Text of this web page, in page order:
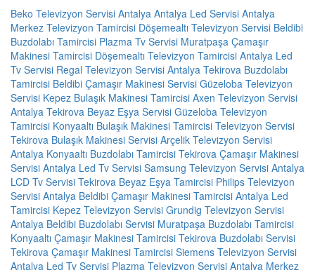
Beko Televizyon Servisi Antalya Antalya Led Servisi Antalya
Merkez Televizyon Tamircisi Döşemealtı Televizyon Servisi Beldibi
Buzdolabı Tamircisi Plazma Tv Servisi Muratpaşa Çamaşır
Makinesi Tamircisi Döşemealtı Televizyon Tamircisi Antalya Led
Tv Servisi Regal Televizyon Servisi Antalya Tekirova Buzdolabı
Tamircisi Beldibi Çamaşır Makinesi Servisi Güzeloba Televizyon
Servisi Kepez Bulaşık Makinesi Tamircisi Axen Televizyon Servisi
Antalya Tekirova Beyaz Eşya Servisi Güzeloba Televizyon
Tamircisi Konyaaltı Bulaşık Makinesi Tamircisi Televizyon Servisi
Tekirova Bulaşık Makinesi Servisi Arçelik Televizyon Servisi
Antalya Konyaaltı Buzdolabı Tamircisi Tekirova Çamaşır Makinesi
Servisi Antalya Led Tv Servisi Samsung Televizyon Servisi Antalya
LCD Tv Servisi Tekirova Beyaz Eşya Tamircisi Philips Televizyon
Servisi Antalya Beldibi Çamaşır Makinesi Tamircisi Antalya Led
Tamircisi Kepez Televizyon Servisi Grundig Televizyon Servisi
Antalya Beldibi Buzdolabı Servisi Muratpaşa Buzdolabı Tamircisi
Konyaaltı Çamaşır Makinesi Tamircisi Tekirova Buzdolabı Servisi
Tekirova Çamaşır Makinesi Tamircisi Siemens Televizyon Servisi
Antalya Led Tv Servisi Plazma Televizyon Servisi Antalya Merkez